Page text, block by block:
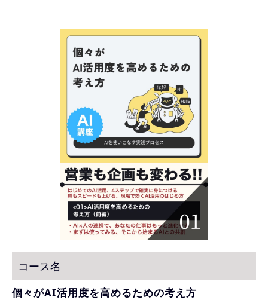
コース名
個々がAI活用度を高めるための考え方